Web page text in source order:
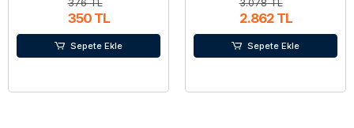
350 TL
Sepete Ekle
2.862 TL
Sepete Ekle